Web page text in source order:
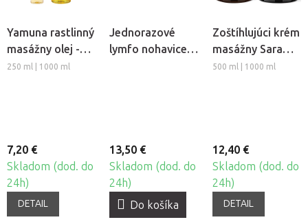
Yamuna rastlinný
masážny olej -
Hrozno
250 ml | 1000 ml
7,20 €
Skladom (dod. do
24h)
DETAIL
Jednorazové
lymfo nohavice z
13,50 €
Skladom (dod. do
24h)
Do košíka
Zoštíhlujúci krém
masážny Sara
Beauty Spa -
500 ml | 1000 ml
12,40 €
Skladom (dod. do
24h)
DETAIL